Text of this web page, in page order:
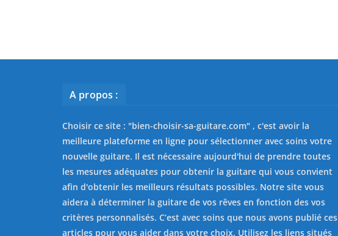
A propos :
Choisir ce site : "bien-choisir-sa-guitare.com" , c'est avoir la
meilleure plateforme en ligne pour sélectionner avec soins votre
nouvelle guitare. Il est nécessaire aujourd'hui de prendre toutes
les mesures adéquates pour obtenir la guitare qui vous convient
afin d'obtenir les meilleurs résultats possibles. Notre site vous
aidera à déterminer la guitare de vos rêves en fonction des vos
critères personnalisés. C’est avec soins que nous avons publié ces
articles pour vous aider dans votre choix. Utilisez les liens situés